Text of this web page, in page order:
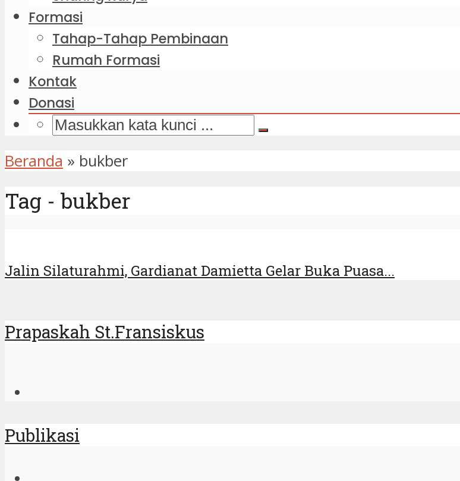
Formasi
Tahap-Tahap Pembinaan
Rumah Formasi
Kontak
Donasi
Beranda » bukber
Tag - bukber
Jalin Silaturahmi, Gardianat Damietta Gelar Buka Puasa...
Prapaskah St.Fransiskus
Publikasi